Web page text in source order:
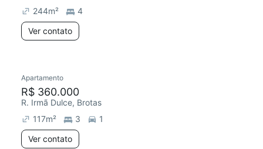
244m²
4
Ver contato
Redecorar
Apartamento
R$ 360.000
R. Irmã Dulce, Brotas
117m² 3
1
Ver contato